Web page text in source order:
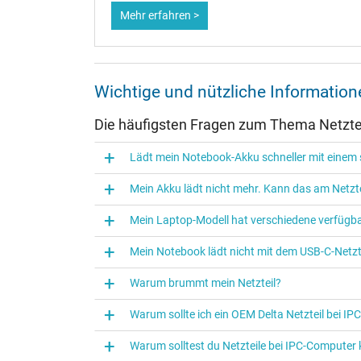
Weiter Informationen zum Laden Ihres Notebooks
oder anderen Themen besuchen Sie gerne unsere
eigenenIPC-Blog.
Unglaublich Schnell - Intelligente Technologie
Hergestellt aus hochwertigen Komponenten, die die
vermacht dem Ladegerät ein stilvolles Aussehen.
Lieferumfang:
Kompatible Handy Modelle:
Xiaomi Mi 14/ Mi 14 Pro; Mi 13 T/ Mi 13T Pro; Mi
Lite; Mi 105G/ 10i 5G/ 10s/ 10 Ultra/ 10 Pro 5G; Mi
Poco X3/ X3 Pro; Poco X2/ F2 Pro/ M2/ M3; Redmi
10 Pro Max; Redmi Note 9/ 9S/ 9 Pro/ 9 Pro Max/ 9
3 5G; Mi A3/ A2/ A2 Lite; Redmi 10X 4G/ 5G/ 10X
Mehr erfahren >
Wichtige und nützliche
Die häufigsten Fragen zum Thema
Lädt mein Notebook-Akku schneller mit einem
Mein Akku lädt nicht mehr. Kann das am
Mein Laptop-Modell hat verschiedene
Mein Notebook lädt nicht mit dem USB-C-
Warum brummt mein Netzteil?
Warum sollte ich ein OEM Delta Netzteil bei
Warum solltest du Netzteile bei IPC‑Computer